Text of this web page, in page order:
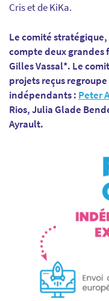
Cris et de KiKa.
Le comité
compte deux grandes
Gilles Vassal*. Le
projets reçus
indépendants : Peter
Rios, Julia Glade
Ayrault.